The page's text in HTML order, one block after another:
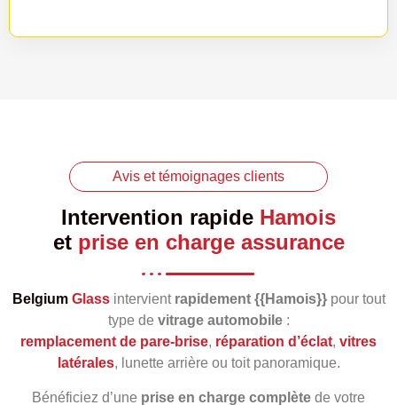
Avis et témoignages clients
Intervention rapide Hamois
et prise en charge assurance
Belgium Glassintervient rapidement {{Hamois}}pour tout
type de vitrage automobile:
remplacement de pare‑brise, réparation d’éclat, vitres
latérales, lunette arrière ou toit panoramique.
Bénéficiez d’une prise en charge complète de votre